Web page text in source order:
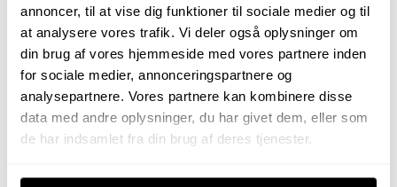
annoncer, til at vise dig funktioner til sociale medier og til
at analysere vores trafik. Vi deler også oplysninger om
din brug af vores hjemmeside med vores partnere inden
for sociale medier, annonceringspartnere og
analysepartnere. Vores partnere kan kombinere disse
data med andre oplysninger, du har givet dem, eller som
de har indsamlet fra din brug af deres tjenester.
Hvide Hus Vej 3, 403, 8400 Ebeltoft
Ejerlejlighed | 107 m2 | 3 værelser
3.995.000 kr.
NYHED